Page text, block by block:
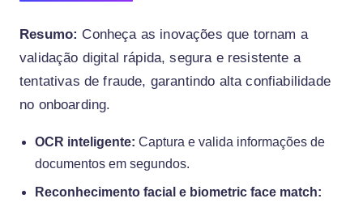
Resumo: Conheça as inovações que tornam a
validação digital rápida, segura e resistente a
tentativas de fraude, garantindo alta confiabilidade
no onboarding.
OCR inteligente: Captura e valida informações de
documentos em segundos.
Reconhecimento facial e biometric face match: